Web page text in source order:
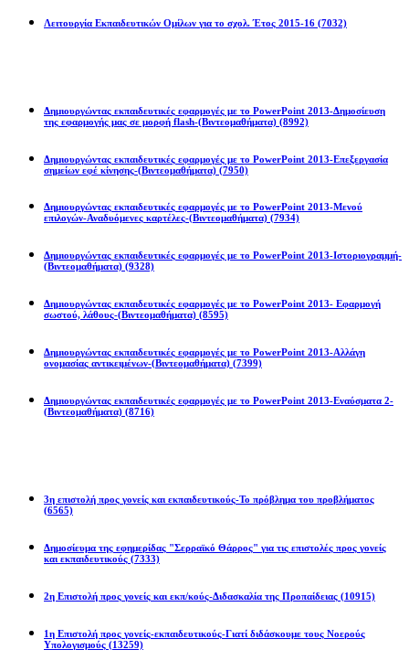
Λειτουργία Εκπαιδευτικών Ομίλων για το σχολ. Έτος 2015-16 (7032)
Δημιουργώντας εκπαιδευτικές εφαρμογές με το PowerPoint 2013-Δημοσίευση
της εφαρμογής μας σε μορφή flash-(Βιντεομαθήματα) (8992)
Δημιουργώντας εκπαιδευτικές εφαρμογές με το PowerPoint 2013-Επεξεργασία
σημείων εφέ κίνησης-(Βιντεομαθήματα) (7950)
Δημιουργώντας εκπαιδευτικές εφαρμογές με το PowerPoint 2013-Μενού
επιλογών-Αναδυόμενες καρτέλες-(Βιντεομαθήματα) (7934)
Δημιουργώντας εκπαιδευτικές εφαρμογές με το PowerPoint 2013-Ιστοριογραμμή-
(Βιντεομαθήματα) (9328)
Δημιουργώντας εκπαιδευτικές εφαρμογές με το PowerPoint 2013- Εφαρμογή
σωστού, λάθους-(Βιντεομαθήματα) (8595)
Δημιουργώντας εκπαιδευτικές εφαρμογές με το PowerPoint 2013-Αλλάγη
ονομασίας αντικειμένων-(Βιντεομαθήματα) (7399)
Δημιουργώντας εκπαιδευτικές εφαρμογές με το PowerPoint 2013-Εναύσματα 2-
(Βιντεομαθήματα) (8716)
3η επιστολή προς γονείς και εκπαιδευτικούς-Το πρόβλημα του προβλήματος
(6565)
Δημοσίευμα της εφημερίδας "Σερραϊκό Θάρρος" για τις επιστολές προς γονείς
και εκπαιδευτικούς (7333)
2η Eπιστολή προς γονείς και εκπ/κούς-Διδασκαλία της Προπαίδειας (10915)
1η Επιστολή προς γονείς-εκπαιδευτικούς-Γιατί διδάσκουμε τους Νοερούς
Υπολογισμούς (13259)